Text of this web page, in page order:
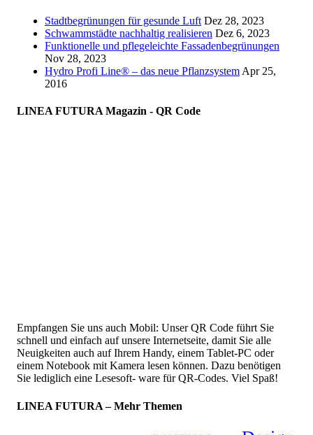
Stadtbegrünungen für gesunde Luft Dez 28, 2023
Schwammstädte nachhaltig realisieren Dez 6, 2023
Funktionelle und pflegeleichte Fassadenbegrünungen
Nov 28, 2023
Hydro Profi Line® – das neue Pflanzsystem Apr 25,
2016
LINEA FUTURA Magazin - QR Code
Empfangen Sie uns auch Mobil: Unser QR Code führt Sie
schnell und einfach auf unsere Internetseite, damit Sie alle
Neuigkeiten auch auf Ihrem Handy, einem Tablet-PC oder
einem Notebook mit Kamera lesen können. Dazu benötigen
Sie lediglich eine Lesesoft- ware für QR-Codes. Viel Spaß!
LINEA FUTURA – Mehr Themen